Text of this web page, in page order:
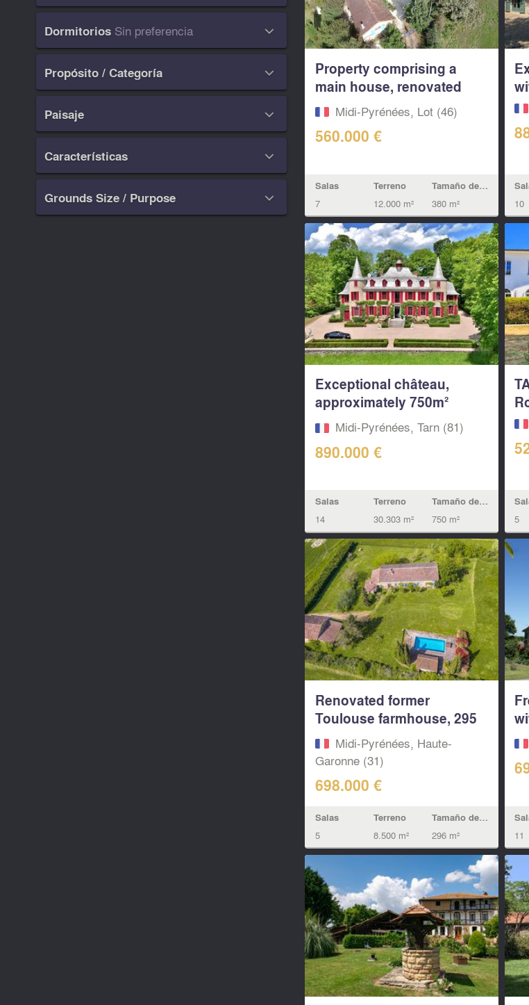
Dormitorios Sin preferencia 
Propósito / Categoría 
Paisaje 
Características 
Grounds Size / Purpose 
Property comprising a
main house, renovated
guest...Midi-Pyrénées, Lot (46)
560.000 €
Salas
7
Terreno
12.000 m²
Tamaño de la vivienda
380 m² 10
Exceptional château,
approximately 750m²
with...Midi-Pyrénées, Tarn (81)
890.000 €
Salas
14
Terreno
30.303 m²
Tamaño de la vivienda
750 m² 5
Renovated former
Toulouse farmhouse, 295
m² of living...
Midi-Pyrénées, Haute-
Garonne (31)
698.000 €
Salas
5
Terreno
8.500 m²
Tamaño de la vivienda
296 m²
&...
11